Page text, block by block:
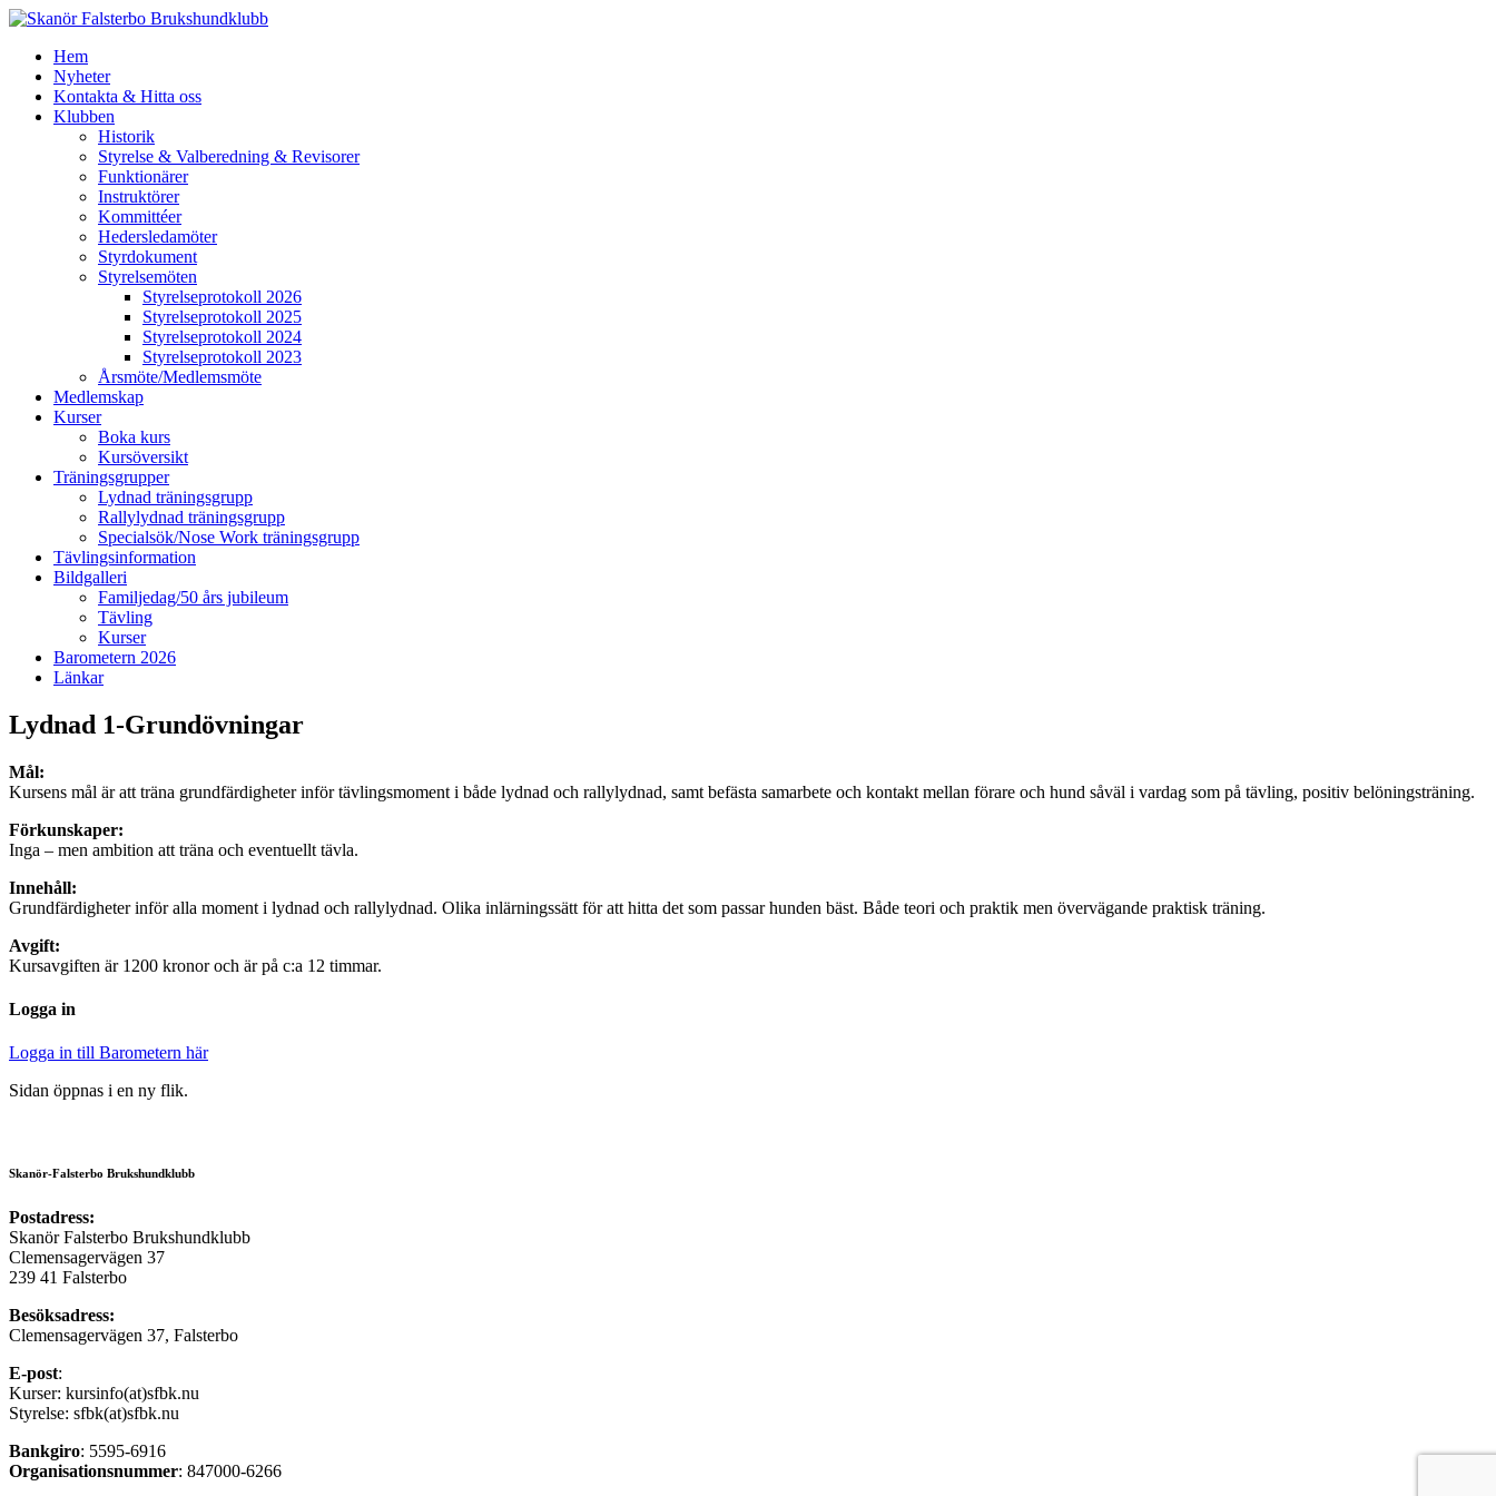
Hem
Nyheter
Kontakta & Hitta oss
Klubben
Historik
Styrelse & Valberedning & Revisorer
Funktionärer
Instruktörer
Kommittéer
Hedersledamöter
Styrdokument
Styrelsemöten
Styrelseprotokoll 2026
Styrelseprotokoll 2025
Styrelseprotokoll 2024
Styrelseprotokoll 2023
Årsmöte/Medlemsmöte
Medlemskap
Kurser
Boka kurs
Kursöversikt
Träningsgrupper
Lydnad träningsgrupp
Rallylydnad träningsgrupp
Specialsök/Nose Work träningsgrupp
Tävlingsinformation
Bildgalleri
Familjedag/50 års jubileum
Tävling
Kurser
Barometern 2026
Länkar
Lydnad 1-Grundövningar
Mål:
Kursens mål är att träna grundfärdigheter inför tävlingsmoment i både lydnad och rallylydnad, samt befästa samarbete och kontakt mellan förare och hund såväl i vardag som på tävling, positiv belöningsträning.
Förkunskaper:
Inga – men ambition att träna och eventuellt tävla.
Innehåll:
Grundfärdigheter inför alla moment i lydnad och rallylydnad. Olika inlärningssätt för att hitta det som passar hunden bäst. Både teori och praktik men övervägande praktisk träning.
Avgift:
Kursavgiften är 1200 kronor och är på c:a 12 timmar.
Logga in
Logga in till Barometern här
Sidan öppnas i en ny flik.
Skanör-Falsterbo Brukshundklubb
Postadress:
Skanör Falsterbo Brukshundklubb
Clemensagervägen 37
239 41 Falsterbo
Besöksadress:
Clemensagervägen 37, Falsterbo
E-post:
Kurser: kursinfo(at)sfbk.nu
Styrelse: sfbk(at)sfbk.nu
Bankgiro: 5595-6916
Organisationsnummer: 847000-6266